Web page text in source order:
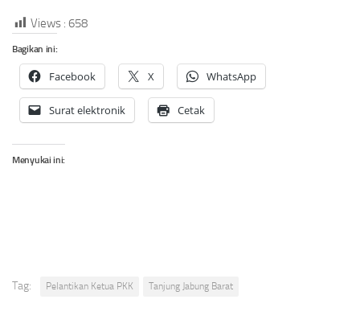
Views : 658
Bagikan ini:
Facebook X WhatsApp
Surat elektronik Cetak
Menyukai ini:
Tag: Pelantikan Ketua PKK Tanjung Jabung Barat